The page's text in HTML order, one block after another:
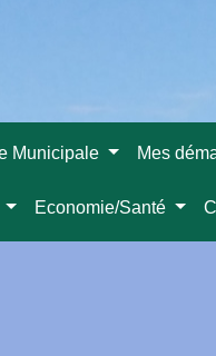
Municipale Mes
Economie/Santé